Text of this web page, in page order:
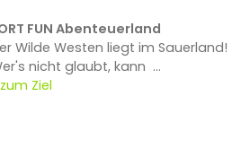
FUN Abenteuerland
Wilde Westen liegt im Sauerland!
nicht glaubt, kann ...
zum Ziel